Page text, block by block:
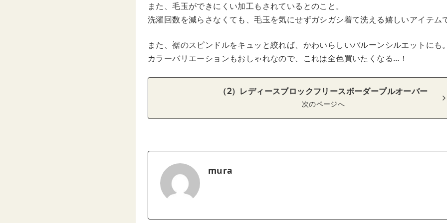
また、毛玉ができにくい加工もされているとのこと。
洗濯回数を減らさなくても、毛玉を気にせずガシガシ着て洗える嬉しいアイテム
また、裾のスピンドルをキュッと絞れば、かわいらしいバルーンシルエットにも。
カラーバリエーションもおしゃれなので、これは全色買いたくなる…！
（2）レディースブロックフリースボーダープルオーバー
次のページへ
mura